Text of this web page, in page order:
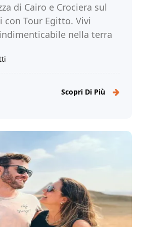
di Cairo e Crociera sul
con Tour Egitto. Vivi
nella terra
Scopri Di Più